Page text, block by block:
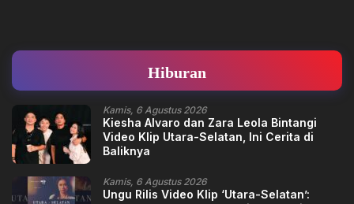
Hiburan
Kamis, 6 Agustus 2026
Kiesha Alvaro dan Zara Leola Bintangi
Video Klip Utara-Selatan, Ini Cerita di
Baliknya
Kamis, 6 Agustus 2026
Ungu Rilis Video Klip ‘Utara-Selatan’: